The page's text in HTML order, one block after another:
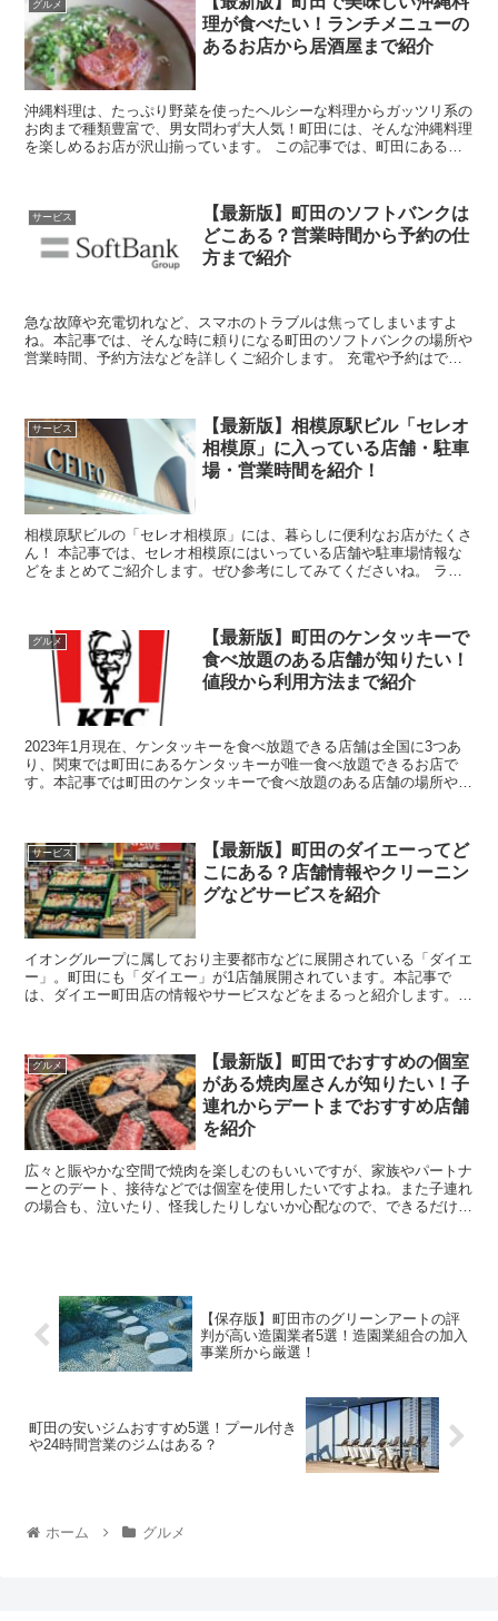
グルメ
理が食べたい！ランチメニューの
あるお店から居酒屋まで紹介
沖縄料理は、たっぷり野菜を使ったヘルシーな料理からガッツリ系の
お肉まで種類豊富で、男女問わず大人気！町田には、そんな沖縄料理
を楽しめるお店が沢山揃っています。 この記事では、町田にあるお
サービス
【最新版】町田のソフトバンクは
どこある？営業時間から予約の仕
方まで紹介
急な故障や充電切れなど、スマホのトラブルは焦ってしまいますよ
ね。本記事では、そんな時に頼りになる町田のソフトバンクの場所や
営業時間、予約方法などを詳しくご紹介します。 充電や予約はでき
サービス
【最新版】相模原駅ビル「セレオ
相模原」に入っている店舗・駐車
場・営業時間を紹介！
相模原駅ビルの「セレオ相模原」には、暮らしに便利なお店がたくさ
ん！ 本記事では、セレオ相模原にはいっている店舗や駐車場情報な
どをまとめてご紹介します。ぜひ参考にしてみてくださいね。 ライ
グルメ
【最新版】町田のケンタッキーで
食べ放題のある店舗が知りたい！
値段から利用方法まで紹介
2023年1月現在、ケンタッキーを食べ放題できる店舗は全国に3つあ
り、関東では町田にあるケンタッキーが唯一食べ放題できるお店で
す。本記事では町田のケンタッキーで食べ放題のある店舗の場所や利
サービス
【最新版】町田のダイエーってど
こにある？店舗情報やクリーニン
グなどサービスを紹介
イオングループに属しており主要都市などに展開されている「ダイエ
ー」。町田にも「ダイエー」が1店舗展開されています。本記事で
は、ダイエー町田店の情報やサービスなどをまるっと紹介します。
グルメ
【最新版】町田でおすすめの個室
がある焼肉屋さんが知りたい！子
連れからデートまでおすすめ店舗
を紹介
広々と賑やかな空間で焼肉を楽しむのもいいですが、家族やパートナ
ーとのデート、接待などでは個室を使用したいですよね。また子連れ
の場合も、泣いたり、怪我したりしないか心配なので、できるだけ目
【保存版】町田市のグリーンアートの評
判が高い造園業者5選！造園業組合の加入
事業所から厳選！
町田の安いジムおすすめ5選！プール付き
や24時間営業のジムはある？
ホーム グルメ